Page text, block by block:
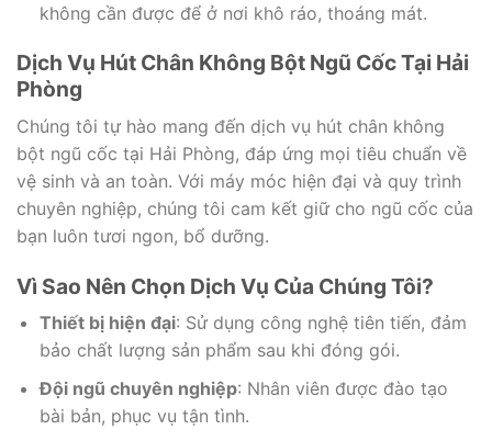
không cần được để ở nơi khô ráo, thoáng mát.
Dịch Vụ Hút Chân Không Bột Ngũ Cốc Tại Hải
Phòng
Chúng tôi tự hào mang đến dịch vụ hút chân không
bột ngũ cốc tại Hải Phòng, đáp ứng mọi tiêu chuẩn về
vệ sinh và an toàn. Với máy móc hiện đại và quy trình
chuyên nghiệp, chúng tôi cam kết giữ cho ngũ cốc của
bạn luôn tươi ngon, bổ dưỡng.
Vì Sao Nên Chọn Dịch Vụ Của Chúng Tôi?
Thiết bị hiện đại: Sử dụng công nghệ tiên tiến, đảm
bảo chất lượng sản phẩm sau khi đóng gói.
Đội ngũ chuyên nghiệp: Nhân viên được đào tạo
bài bản, phục vụ tận tình.